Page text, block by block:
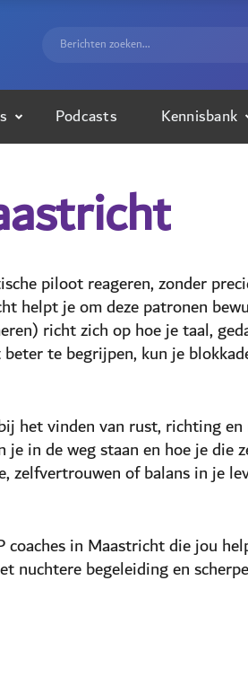
Podcasts Kennisbank
piloot reageren, zonder
helpt je om deze patronen
richt zich op hoe je taal,
te begrijpen, kun je
het vinden van rust, richting
in de weg staan en hoe je die
zelfvertrouwen of balans in je
in Maastricht die jou
nuchtere begeleiding en